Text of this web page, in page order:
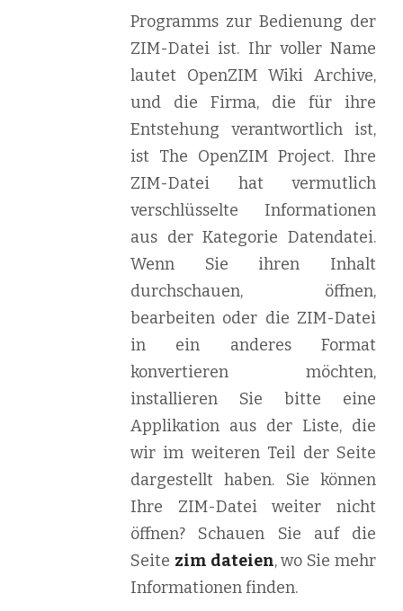
Programms zur Bedienung der
ZIM-Datei ist. Ihr voller Name
lautet OpenZIM Wiki Archive,
und die Firma, die für ihre
Entstehung verantwortlich ist,
ist The OpenZIM Project. Ihre
ZIM-Datei hat vermutlich
verschlüsselte Informationen
aus der Kategorie Datendatei.
Wenn Sie ihren Inhalt
durchschauen, öffnen,
bearbeiten oder die ZIM-Datei
in ein anderes Format
konvertieren möchten,
installieren Sie bitte eine
Applikation aus der Liste, die
wir im weiteren Teil der Seite
dargestellt haben. Sie können
Ihre ZIM-Datei weiter nicht
öffnen? Schauen Sie auf die
Seite zim dateien, wo Sie mehr
Informationen finden.